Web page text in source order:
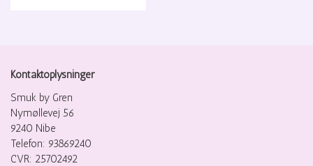
Kontaktoplysninger
Smuk by Gren
Nymøllevej 56
9240 Nibe
Telefon: 93869240
CVR: 25702492